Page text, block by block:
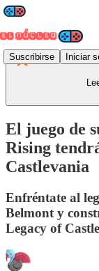
Suscribirse Iniciar
El juego de
Rising
Castlevania
Enfréntate al
Belmont y
Legacy of